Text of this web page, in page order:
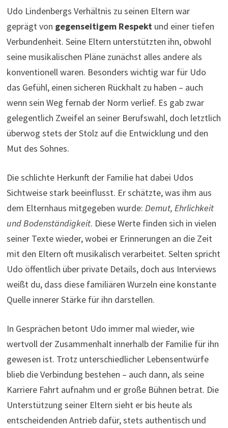
Udo Lindenbergs Verhältnis zu seinen Eltern war
geprägt von gegenseitigem Respektund einer tiefen
Verbundenheit. Seine Eltern unterstützten ihn, obwohl
seine musikalischen Pläne zunächst alles andere als
konventionell waren. Besonders wichtig war für Udo
das Gefühl, einen sicheren Rückhalt zu haben – auch
wenn sein Weg fernab der Norm verlief. Es gab zwar
gelegentlich Zweifel an seiner Berufswahl, doch letztlich
überwog stets der Stolz auf die Entwicklung und den
Mut des Sohnes.
Die schlichte Herkunft der Familie hat dabei Udos
Sichtweise stark beeinflusst. Er schätzte, was ihm aus
dem Elternhaus mitgegeben wurde: Demut, Ehrlichkeit
und Bodenständigkeit. Diese Werte finden sich in vielen
seiner Texte wieder, wobei er Erinnerungen an die Zeit
mit den Eltern oft musikalisch verarbeitet. Selten spricht
Udo öffentlich über private Details, doch aus Interviews
weißt du, dass diese familiären Wurzeln eine konstante
Quelle innerer Stärke für ihn darstellen.
In Gesprächen betont Udo immer mal wieder, wie
wertvoll der Zusammenhalt innerhalb der Familie für ihn
gewesen ist. Trotz unterschiedlicher Lebensentwürfe
blieb die Verbindung bestehen – auch dann, als seine
Karriere Fahrt aufnahm und er große Bühnen betrat. Die
Unterstützung seiner Eltern sieht er bis heute als
entscheidenden Antrieb dafür, stets authentisch und